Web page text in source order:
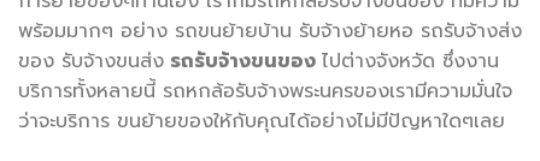
พร้อมมากๆ อย่าง รถขนย้ายบ้าน รับจ้างย้ายหอ รถรับจ้างส่ง
ของ รับจ้างขนส่ง รถรับจ้างขนของ ไปต่างจังหวัด ซึ่งงาน
บริการทั้งหลายนี้ รถหกล้อรับจ้างพระนครของเรามีความมั่นใจ
ว่าจะบริการ ขนย้ายของให้กับคุณได้อย่างไม่มีปัญหาใดๆเลย